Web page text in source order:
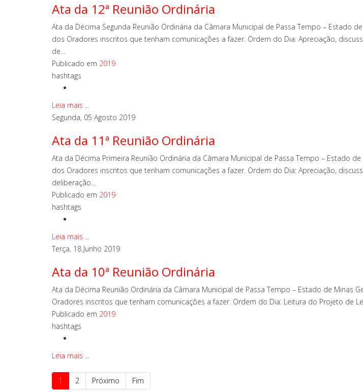
Ata da 12ª Reunião Ordinária
Ata da Décima Segunda Reunião Ordinária da Câmara Municipal de Passa Tempo – Estado
dos Oradores inscritos que tenham comunicações a fazer. Ordem do Dia: Apreciação,
de…
Publicado em 2019
hashtags
Leia mais ...
Segunda, 05 Agosto 2019
Ata da 11ª Reunião Ordinária
Ata da Décima Primeira Reunião Ordinária da Câmara Municipal de Passa Tempo – Estado
dos Oradores inscritos que tenham comunicações a fazer. Ordem do Dia: Apreciação,
deliberação…
Publicado em 2019
hashtags
Leia mais ...
Terça, 18 Junho 2019
Ata da 10ª Reunião Ordinária
Ata da Décima Reunião Ordinária da Câmara Municipal de Passa Tempo – Estado de Minas
Oradores inscritos que tenham comunicações a fazer. Ordem do Dia: Leitura do Projeto de
Publicado em 2019
hashtags
Leia mais ...
1 2 Próximo Fim